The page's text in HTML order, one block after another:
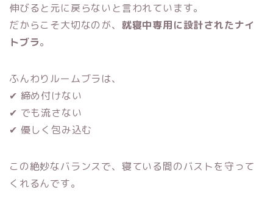
伸びると元に戻らないと言われています。
だからこそ大切なのが、 就寝中専用に設計されたナイ
トブラ。
ふんわりルームブラは、
✔ 締め付けない
✔ でも流さない
✔ 優しく包み込む
この絶妙なバランスで、寝ている間のバストを守って
くれるんです。